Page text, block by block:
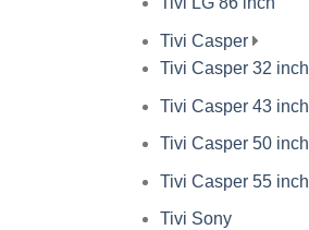
Tivi Casper
Tivi Casper 32 inch
Tivi Casper 43 inch
Tivi Casper 50 inch
Tivi Casper 55 inch
Tivi Sony